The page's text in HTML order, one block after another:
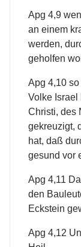
Apg 4,9
an einem
werden,
geholfen
Apg 4,10
Volke Israel
Christi, des
gekreuzigt,
hat, daß
gesund vor
Apg 4,11
den
Eckstein
Apg 4,12